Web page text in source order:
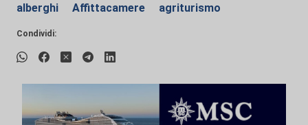
alberghi
Affittacamere agriturismo
Condividi: